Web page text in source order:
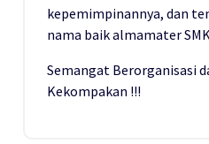
kepemimpinannya, dan
nama baik almamater
Semangat Berorganisasi
Kekompakan !!!